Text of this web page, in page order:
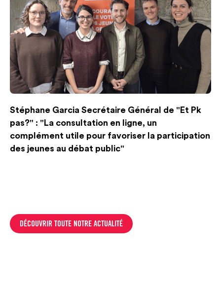
Stéphane Garcia Secrétaire Général de "Et Pk
pas?" : "La consultation en ligne, un
complément utile pour favoriser la participation
des jeunes au débat public"
DÉCOUVRIR TOUTE NOTRE ACTUALITÉ